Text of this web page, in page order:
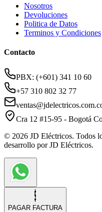
Nosotros
Devoluciones
Politica de Datos
Terminos y Condiciones
Contacto
PBX: (+601) 341 10 60
+57 310 802 32 77
Cra 12 #15-95 - Bogotá
© 2026 JD Eléctricos. Todos
desarrollo por JD Eléctricos.
PAGAR FACTURA